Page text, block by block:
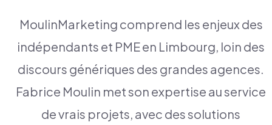
MoulinMarketing comprend les enjeux des
indépendants et PME en Limbourg, loin des
discours génériques des grandes agences.
Fabrice Moulin met son expertise au service
de vrais projets, avec des solutions